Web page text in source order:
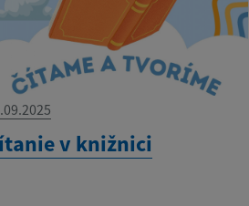
v knižnici